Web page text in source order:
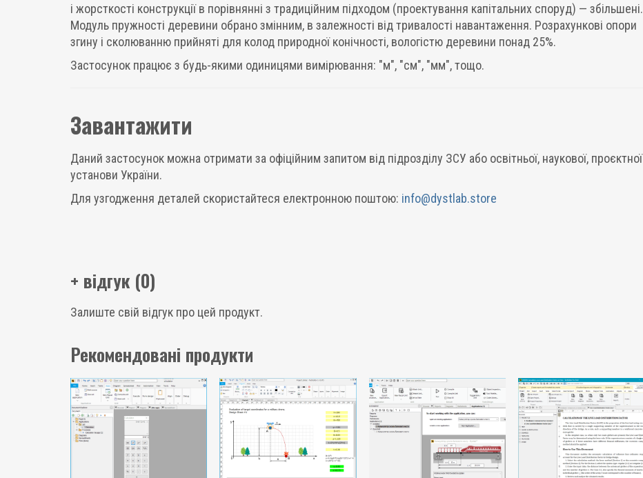
і жорсткості конструкції в порівнянні з традиційним підходом (проектування капітальних споруд) — збільшені.
Модуль пружності деревини обрано змінним, в залежності від тривалості навантаження. Розрахункові опори
згину і сколюванню прийняті для колод природної конічності, вологістю деревини понад 25%.
Застосунок працює з будь-якими одиницями вимірювання: "м", "см", "мм", тощо.
Завантажити
Даний застосунок можна отримати за офіційним запитом від підрозділу ЗСУ або освітньої, наукової, проєктної
установи України.
Для узгодження деталей скористайтеся електронною поштою: info@dystlab.store
+ відгук (0)
Залиште свій відгук про цей продукт.
Рекомендовані продукти